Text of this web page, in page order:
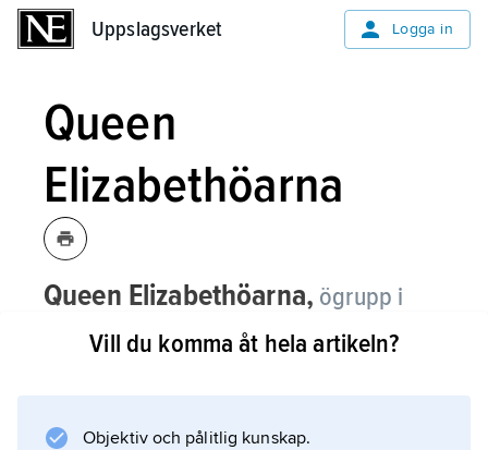
Uppslagsverket Logga in
Queen
Elizabethöarna
Queen Elizabethöarna, ögrupp i
norra Kanada; för belägenhet se
landskarta Kanada.
Vill du komma åt hela artikeln?
Objektiv och pålitlig kunskap.